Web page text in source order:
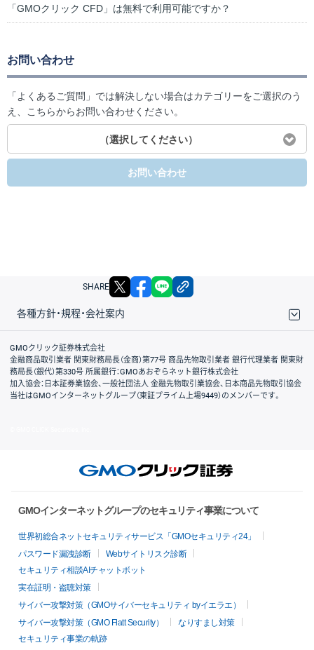
「GMOクリック CFD」は無料で利用可能ですか？
お問い合わせ
「よくあるご質問」では解決しない場合はカテゴリーをご選択のう
え、こちらからお問い合わせください。
（選択してください）
お問い合わせ
SHARE X facebook
各種方針・規程・会社案内
取引規程・約款
サイトマップ
その他のご案内
個人情報保護方針
最良執行方針
サイトのご利用について
ディスクレイマー
信託保全
リスク説明
会社案内
GMOクリック証券株式会社
金融商品取引業者 関東財務局長（金商）第77号 商品先物取引業者 銀行代理業者 関東財
務局長（銀代）第330号 所属銀行：GMOあおぞらネット銀行株式会社
加入協会：日本証券業協会、一般社団法人 金融先物取引業協会、日本商品先物取引協会
当社はGMOインターネットグループ（東証プライム上場9449）のメンバーです。
GMOインターネットグループのセキュリティ事業について
世界初総合ネットセキュリティサービス「GMOセキュリティ24」
パスワード漏洩診断
Webサイトリスク診断
セキュリティ相談AIチャットボット
実在証明・盗聴対策
サイバー攻撃対策（GMOサイバーセキュリティ byイエラエ）
サイバー攻撃対策（GMO Flatt Security）
なりすまし対策
セキュリティ事業の軌跡